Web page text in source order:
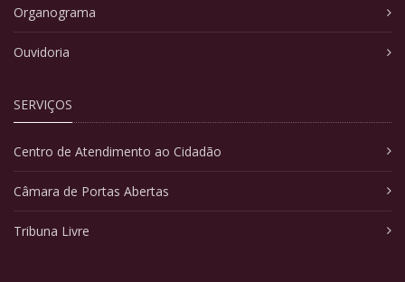
Organograma
Ouvidoria
SERVIÇOS
Centro de Atendimento ao Cidadão
Câmara de Portas Abertas
Tribuna Livre